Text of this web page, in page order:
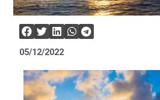
05/12/2022